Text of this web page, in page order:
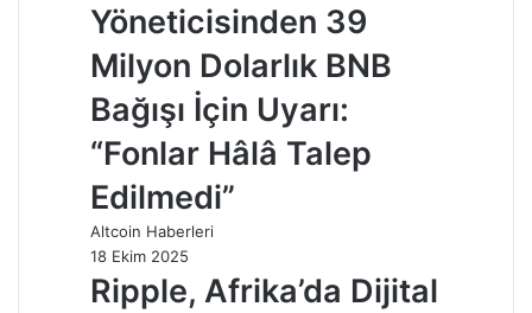
Yöneticisinden 39
Milyon Dolarlık BNB
Bağışı İçin Uyarı:
“Fonlar Hâlâ Talep
Edilmedi”
Altcoin Haberleri
18 Ekim 2025
Ripple, Afrika’da Dijital